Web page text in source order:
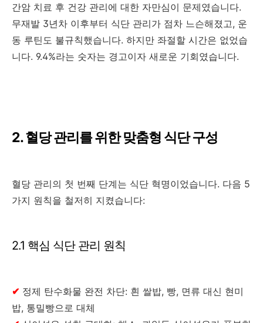
간암 치료 후 건강 관리에 대한 자만심이 문제였습니다.
무재발 3년차 이후부터 식단 관리가 점차 느슨해졌고, 운
동 루틴도 불규칙했습니다. 하지만 좌절할 시간은 없었습
니다. 9.4%라는 숫자는 경고이자 새로운 기회였습니다.
2. 혈당 관리를 위한 맞춤형 식단 구성
혈당 관리의 첫 번째 단계는 식단 혁명이었습니다. 다음 5
가지 원칙을 철저히 지켰습니다:
2.1 핵심 식단 관리 원칙
✔ 정제 탄수화물 완전 차단: 흰 쌀밥, 빵, 면류 대신 현미
밥, 통밀빵으로 대체